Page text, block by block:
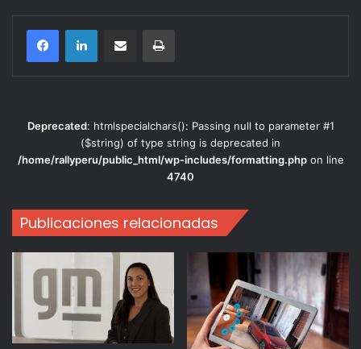
Compartir por correo electrónicoImprimir
Deprecated: htmlspecialchars(): Passing null to parameter #1
($string) of type string is deprecated in
/home/rallyperu/public_html/wp-includes/formatting.phpon line
4740
Publicaciones relacionadas